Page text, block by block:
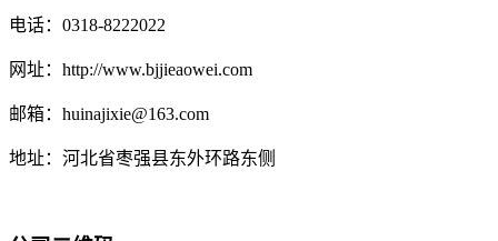
电话：0318-8222022
网址：http://www.bjjieaowei.com
邮箱：huinajixie@163.com
地址：河北省枣强县东外环路东侧